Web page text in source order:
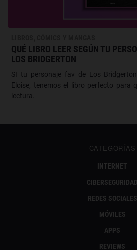
QUÉ LIBRO LEER SEGÚN TU
LOS BRIDGERTON
SI tu personaje fav de Los
Eloise, tenemos el libro perfecto para
lectura.
CATEGORÍAS
INTERNET
CIBERSEGURIDAD
REDES SOCIALES
MÓVILES
APPS
REVIEWS